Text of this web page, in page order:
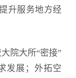
升服务地方经
院大所“密接”
发展；外拓空